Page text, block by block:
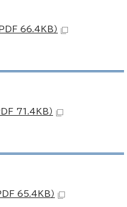
66.4KB）
71.4KB）
65.4KB）